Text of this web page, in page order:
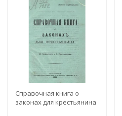
Справочная книга о
законах для крестьянина